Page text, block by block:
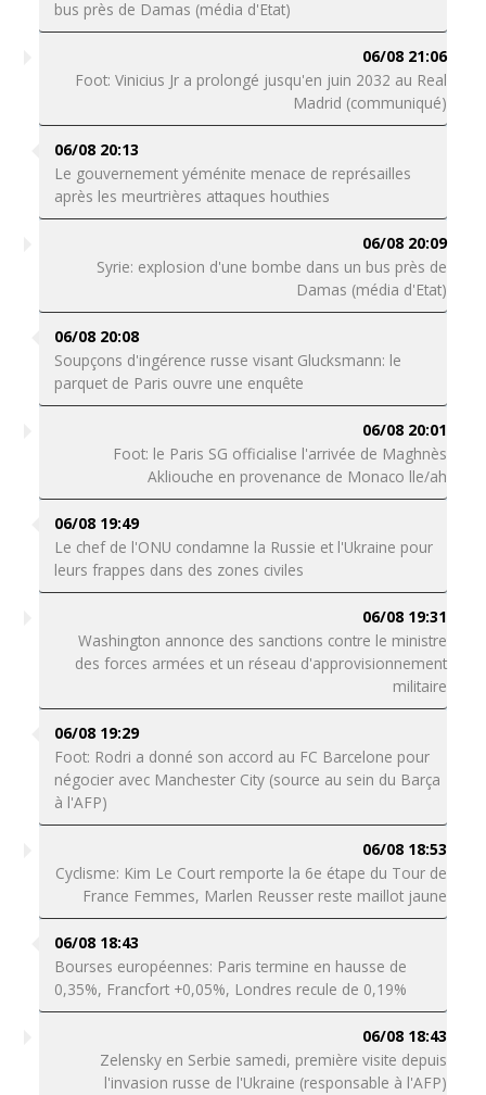
bus près de Damas (média d'Etat)
06/08 21:06
Foot: Vinicius Jr a prolongé jusqu'en juin 2032 au Real
Madrid (communiqué)
06/08 20:13
Le gouvernement yéménite menace de représailles
après les meurtrières attaques houthies
06/08 20:09
Syrie: explosion d'une bombe dans un bus près de
Damas (média d'Etat)
06/08 20:08
Soupçons d'ingérence russe visant Glucksmann: le
parquet de Paris ouvre une enquête
06/08 20:01
Foot: le Paris SG officialise l'arrivée de Maghnès
Akliouche en provenance de Monaco lle/ah
06/08 19:49
Le chef de l'ONU condamne la Russie et l'Ukraine pour
leurs frappes dans des zones civiles
06/08 19:31
Washington annonce des sanctions contre le ministre
des forces armées et un réseau d'approvisionnement
militaire
06/08 19:29
Foot: Rodri a donné son accord au FC Barcelone pour
négocier avec Manchester City (source au sein du Barça
à l'AFP)
06/08 18:53
Cyclisme: Kim Le Court remporte la 6e étape du Tour de
France Femmes, Marlen Reusser reste maillot jaune
06/08 18:43
Bourses européennes: Paris termine en hausse de
0,35%, Francfort +0,05%, Londres recule de 0,19%
06/08 18:43
Zelensky en Serbie samedi, première visite depuis
l'invasion russe de l'Ukraine (responsable à l'AFP)